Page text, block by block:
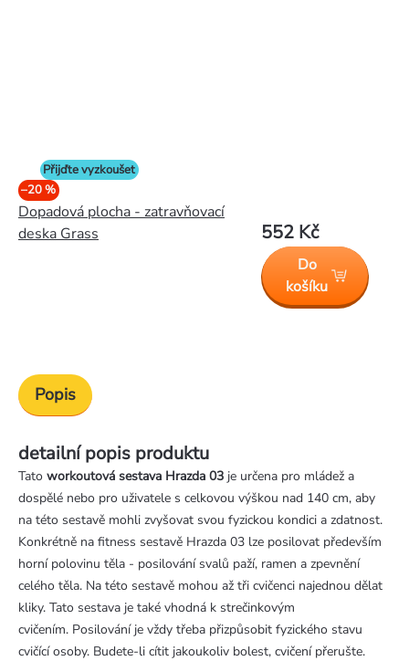
Přijďte vyzkoušet
–20 %
Dopadová plocha - zatravňovací
deska Grass
552 Kč
Do
košíku
Popis
detailní popis produktu
Tato workoutová sestava Hrazda 03 je určena pro mládež a
dospělé nebo pro uživatele s celkovou výškou nad 140 cm, aby
na této sestavě mohli zvyšovat svou fyzickou kondici a zdatnost.
Konkrétně na fitness sestavě Hrazda 03 lze posilovat především
horní polovinu těla - posilování svalů paží, ramen a zpevnění
celého těla. Na této sestavě mohou až tři cvičenci najednou dělat
kliky. Tato sestava je také vhodná k strečinkovým
cvičením. Posilování je vždy třeba přizpůsobit fyzického stavu
cvičící osoby. Budete-li cítit jakoukoliv bolest, cvičení přerušte.